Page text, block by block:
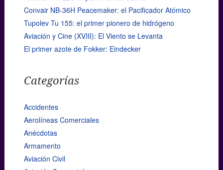
Convair NB-36H Peacemaker: el Pacificador Atómico
Tupolev Tu 155: el primer pionero de hidrógeno
Aviación y Cine (XVIII): El Viento se Levanta
El primer azote de Fokker: Eindecker
Categorías
Accidentes
Aerolíneas Comerciales
Anécdotas
Armamento
Aviación Civil